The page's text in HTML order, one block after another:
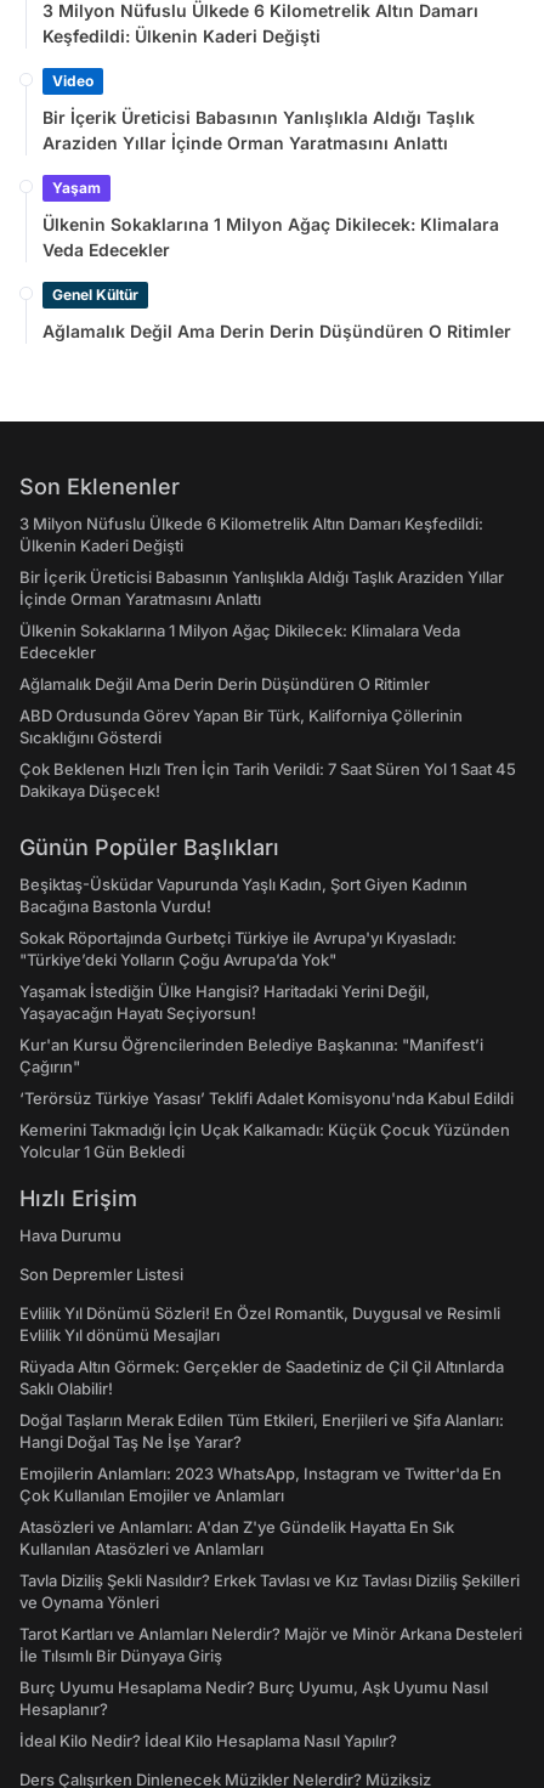
3 Milyon Nüfuslu Ülkede 6 Kilometrelik Altın Damarı
Keşfedildi: Ülkenin Kaderi Değişti
Video
Bir İçerik Üreticisi Babasının Yanlışlıkla Aldığı Taşlık
Araziden Yıllar İçinde Orman Yaratmasını Anlattı
Yaşam
Ülkenin Sokaklarına 1 Milyon Ağaç Dikilecek: Klimalara
Veda Edecekler
Genel Kültür
Ağlamalık Değil Ama Derin Derin Düşündüren O Ritimler
Son Eklenenler
3 Milyon Nüfuslu Ülkede 6 Kilometrelik Altın Damarı Keşfedildi:
Ülkenin Kaderi Değişti
Bir İçerik Üreticisi Babasının Yanlışlıkla Aldığı Taşlık Araziden Yıllar
İçinde Orman Yaratmasını Anlattı
Ülkenin Sokaklarına 1 Milyon Ağaç Dikilecek: Klimalara Veda
Edecekler
Ağlamalık Değil Ama Derin Derin Düşündüren O Ritimler
ABD Ordusunda Görev Yapan Bir Türk, Kaliforniya Çöllerinin
Sıcaklığını Gösterdi
Çok Beklenen Hızlı Tren İçin Tarih Verildi: 7 Saat Süren Yol 1 Saat 45
Dakikaya Düşecek!
Günün Popüler Başlıkları
Beşiktaş-Üsküdar Vapurunda Yaşlı Kadın, Şort Giyen Kadının
Bacağına Bastonla Vurdu!
Sokak Röportajında Gurbetçi Türkiye ile Avrupa'yı Kıyasladı:
"Türkiye’deki Yolların Çoğu Avrupa’da Yok"
Yaşamak İstediğin Ülke Hangisi? Haritadaki Yerini Değil,
Yaşayacağın Hayatı Seçiyorsun!
Kur'an Kursu Öğrencilerinden Belediye Başkanına: "Manifest’i
Çağırın"
‘Terörsüz Türkiye Yasası’ Teklifi Adalet Komisyonu'nda Kabul Edildi
Kemerini Takmadığı İçin Uçak Kalkamadı: Küçük Çocuk Yüzünden
Yolcular 1 Gün Bekledi
Hızlı Erişim
Hava Durumu
Son Depremler Listesi
Evlilik Yıl Dönümü Sözleri! En Özel Romantik, Duygusal ve Resimli
Evlilik Yıl dönümü Mesajları
Rüyada Altın Görmek: Gerçekler de Saadetiniz de Çil Çil Altınlarda
Saklı Olabilir!
Doğal Taşların Merak Edilen Tüm Etkileri, Enerjileri ve Şifa Alanları:
Hangi Doğal Taş Ne İşe Yarar?
Emojilerin Anlamları: 2023 WhatsApp, Instagram ve Twitter'da En
Çok Kullanılan Emojiler ve Anlamları
Atasözleri ve Anlamları: A'dan Z'ye Gündelik Hayatta En Sık
Kullanılan Atasözleri ve Anlamları
Tavla Diziliş Şekli Nasıldır? Erkek Tavlası ve Kız Tavlası Diziliş Şekilleri
ve Oynama Yönleri
Tarot Kartları ve Anlamları Nelerdir? Majör ve Minör Arkana Desteleri
İle Tılsımlı Bir Dünyaya Giriş
Burç Uyumu Hesaplama Nedir? Burç Uyumu, Aşk Uyumu Nasıl
Hesaplanır?
İdeal Kilo Nedir? İdeal Kilo Hesaplama Nasıl Yapılır?
Ders Çalışırken Dinlenecek Müzikler Nelerdir? Müziksiz